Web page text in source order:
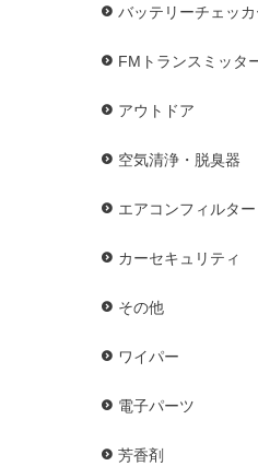
バッテリーチェッカ
FMトランスミッタ
アウトドア
空気清浄・脱臭器
エアコンフィルター
カーセキュリティ
その他
ワイパー
電子パーツ
芳香剤